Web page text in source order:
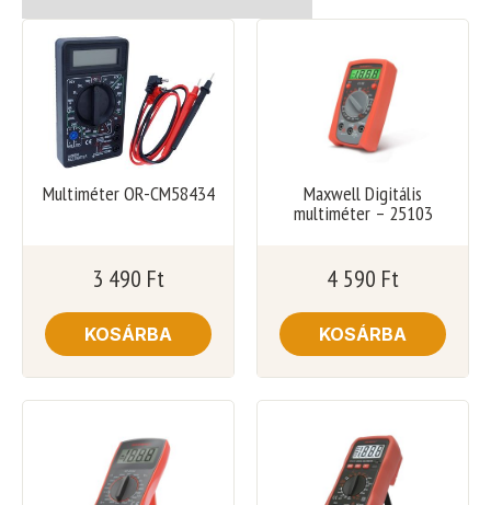
Multiméter OR-CM58434
3 490 Ft
KOSÁRBA
Maxwell Digitális
multiméter – 25103
4 590 Ft
KOSÁRBA